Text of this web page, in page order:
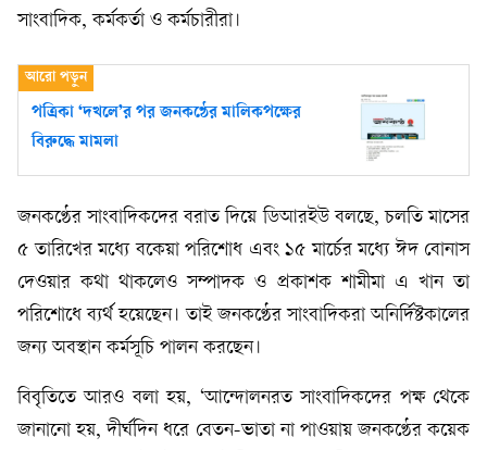
সাংবাদিক, কর্মকর্তা ও কর্মচারীরা।
পত্রিকা ‘দখলে’র পর জনকণ্ঠের মালিকপক্ষের
বিরুদ্ধে মামলা
জনকণ্ঠের সাংবাদিকদের বরাত দিয়ে ডিআরইউ বলছে, চলতি মাসের
৫ তারিখের মধ্যে বকেয়া পরিশোধ এবং ১৫ মার্চের মধ্যে ঈদ বোনাস
দেওয়ার কথা থাকলেও সম্পাদক ও প্রকাশক শামীমা এ খান তা
পরিশোধে ব্যর্থ হয়েছেন। তাই জনকণ্ঠের সাংবাদিকরা অনির্দিষ্টকালের
জন্য অবস্থান কর্মসূচি পালন করছেন।
বিবৃতিতে আরও বলা হয়, ‘আন্দোলনরত সাংবাদিকদের পক্ষ থেকে
জানানো হয়, দীর্ঘদিন ধরে বেতন-ভাতা না পাওয়ায় জনকণ্ঠের কয়েক